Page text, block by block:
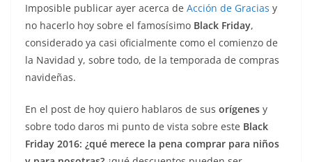
Imposible publicar ayer acerca de Acción de Gracias y
no hacerlo hoy sobre el famosísimo Black Friday,
considerado ya casi oficialmente como el comienzo de
la Navidad y, sobre todo, de la temporada de compras
navideñas.
En el post de hoy quiero hablaros de sus orígenes y
sobre todo daros mi punto de vista sobre este Black
Friday 2016: ¿qué merece la pena comprar para niños